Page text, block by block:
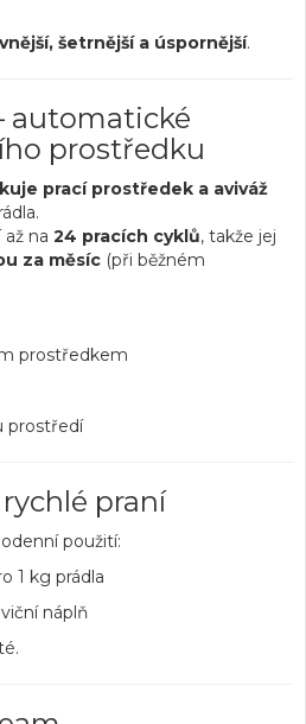
šetrnější a úspornější.
automatické
prostředku
prací prostředek a aviváž
na 24 pracích cyklů, takže jej
za měsíc (při běžném
prostředkem
prostředí
praní
použití:
1 kg prádla
náplň